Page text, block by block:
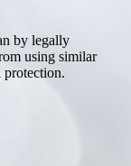
by legally
using similar
protection.